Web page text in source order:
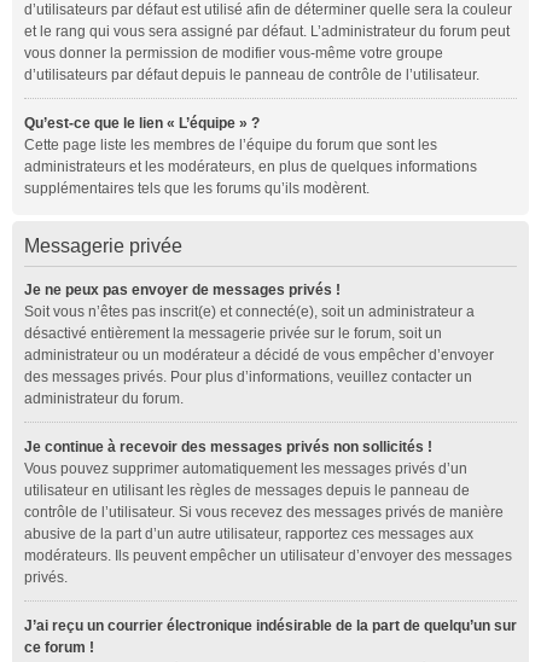
d’utilisateurs par défaut est utilisé afin de déterminer quelle sera la couleur
et le rang qui vous sera assigné par défaut. L’administrateur du forum peut
vous donner la permission de modifier vous-même votre groupe
d’utilisateurs par défaut depuis le panneau de contrôle de l’utilisateur.
Qu’est-ce que le lien « L’équipe » ?
Cette page liste les membres de l’équipe du forum que sont les
administrateurs et les modérateurs, en plus de quelques informations
supplémentaires tels que les forums qu’ils modèrent.
Messagerie privée
Je ne peux pas envoyer de messages privés !
Soit vous n’êtes pas inscrit(e) et connecté(e), soit un administrateur a
désactivé entièrement la messagerie privée sur le forum, soit un
administrateur ou un modérateur a décidé de vous empêcher d’envoyer
des messages privés. Pour plus d’informations, veuillez contacter un
administrateur du forum.
Je continue à recevoir des messages privés non sollicités !
Vous pouvez supprimer automatiquement les messages privés d’un
utilisateur en utilisant les règles de messages depuis le panneau de
contrôle de l’utilisateur. Si vous recevez des messages privés de manière
abusive de la part d’un autre utilisateur, rapportez ces messages aux
modérateurs. Ils peuvent empêcher un utilisateur d’envoyer des messages
privés.
J’ai reçu un courrier électronique indésirable de la part de quelqu’un sur
ce forum !